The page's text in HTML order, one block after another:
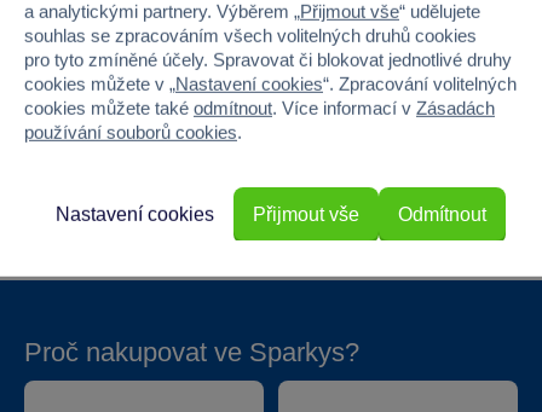
Baterie produktu - vyžaduje Ne
Baterie produktu - součást balení Ne
Baterie příslušenství - vyžaduje
Baterie příslušenství - součást balení Ne
Proč nakupovat ve Sparkys?
a analytickými partnery. Výběrem „Přijmout vše“ udělujete
souhlas se zpracováním všech volitelných druhů cookies
pro tyto zmíněné účely. Spravovat či blokovat jednotlivé druhy
cookies můžete v „Nastavení cookies“. Zpracování volitelných
cookies můžete také odmítnout. Více informací v Zásadách
používání souborů cookies.
Odmítnout
Nastavení cookies Přijmout vše